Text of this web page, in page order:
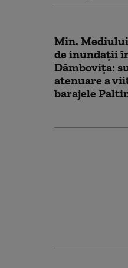
Min.
de inundații
Dâmbovița:
atenuare a
barajele